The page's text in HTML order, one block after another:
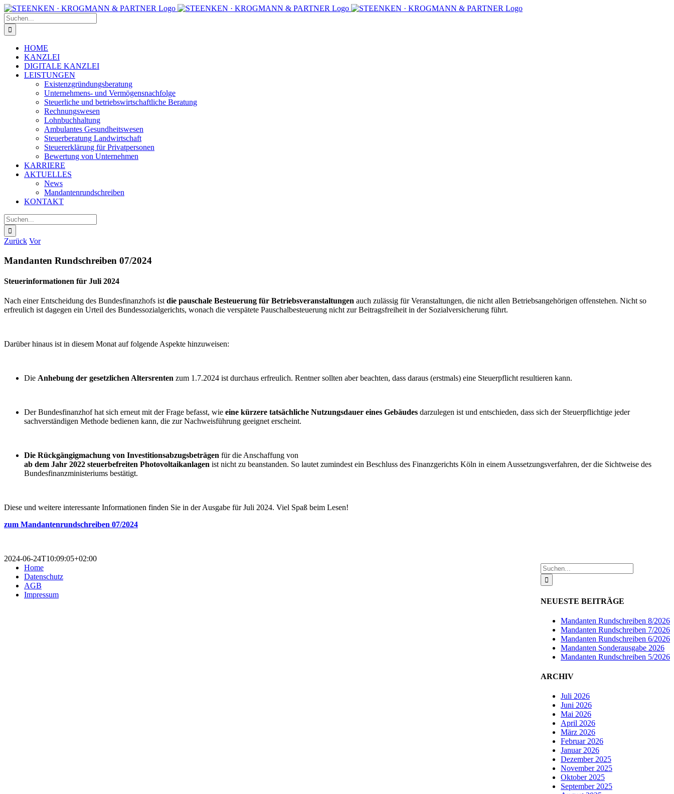
Zum
Inhalt
springen
Facebook
Instagram
Suche
nach:
HOME
KANZLEI
DIGITALE KANZLEI
LEISTUNGEN
Existenzgründungsberatung
Unternehmens- und Vermögensnachfolge
Steuerliche und betriebswirtschaftliche Beratung
Rechnungswesen
Lohnbuchhaltung
Ambulantes Gesundheitswesen
Steuerberatung Landwirtschaft
Steuererklärung für Privatpersonen
Bewertung von Unternehmen
KARRIERE
AKTUELLES
News
Mandantenrundschreiben
KONTAKT
Suche
nach:
Zurück Vor
Mandanten Rundschreiben 07/2024
Steuerinformationen für Juli 2024
Nach einer Entscheidung des Bundesfinanzhofs ist die pauschale Besteuerung für Betriebsveranstaltungen auch zulässig für Veranstaltungen, die nicht allen Betriebsangehörigen offenstehen. Nicht so
erfreulich ist dagegen ein Urteil des Bundessozialgerichts, wonach die verspätete Pauschalbesteuerung nicht zur Beitragsfreiheit in der Sozialversicherung führt.
Darüber hinaus ist in diesem Monat auf folgende Aspekte hinzuweisen:
Die Anhebung der gesetzlichen Altersrenten zum 1.7.2024 ist durchaus erfreulich. Rentner sollten aber beachten, dass daraus (erstmals) eine Steuerpflicht resultieren kann.
Der Bundesfinanzhof hat sich erneut mit der Frage befasst, wie eine kürzere tatsächliche Nutzungsdauer eines Gebäudes darzulegen ist und entschieden, dass sich der Steuerpflichtige jeder
sachverständigen Methode bedienen kann, die zur Nachweisführung geeignet erscheint.
Die Rückgängigmachung von Investitionsabzugsbeträgen für die Anschaffung von
ab dem Jahr 2022 steuerbefreiten Photovoltaikanlagen ist nicht zu beanstanden. So lautet zumindest ein Beschluss des Finanzgerichts Köln in einem Aussetzungsverfahren, der die Sichtweise des
Bundesfinanzministeriums bestätigt.
Diese und weitere interessante Informationen finden Sie in der Ausgabe für Juli 2024. Viel Spaß beim Lesen!
zum Mandantenrundschreiben 07/2024
2024-06-24T10:09:05+02:00
Suche
nach:
NEUESTE BEITRÄGE
Mandanten Rundschreiben 8/2026
Mandanten Rundschreiben 7/2026
Mandanten Rundschreiben 6/2026
Mandanten Sonderausgabe 2026
Mandanten Rundschreiben 5/2026
ARCHIV
Juli 2026
Juni 2026
Mai 2026
April 2026
März 2026
Februar 2026
Januar 2026
Dezember 2025
November 2025
Oktober 2025
September 2025
Home
Datenschutz
AGB
Impressum